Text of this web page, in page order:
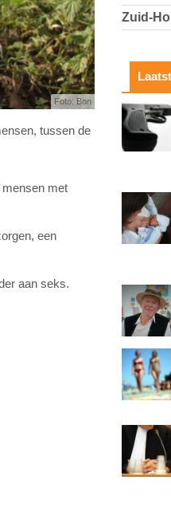
Foto: Bon
tussen de
met
een
aan seks.
Zuid-